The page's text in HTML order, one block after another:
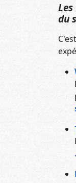
du